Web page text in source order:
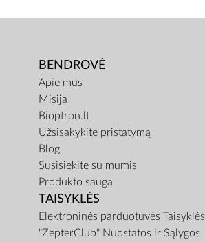
BENDROVĖ
Apie mus
Misija
Bioptron.lt
Užsisakykite pristatymą
Blog
Susisiekite su mumis
Produkto sauga
TAISYKLĖS
Elektroninės parduotuvės Taisyklės
"ZepterClub" Nuostatos ir Sąlygos